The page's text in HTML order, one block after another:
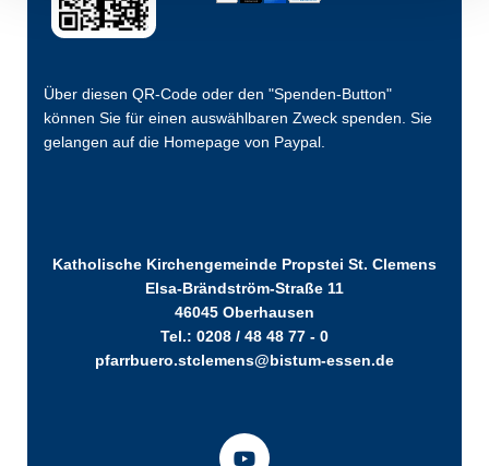
Über diesen QR-Code oder den "Spenden-Button"
können Sie für einen auswählbaren Zweck spenden. Sie
gelangen auf die Homepage von Paypal.
Katholische Kirchengemeinde Propstei St. Clemens
Elsa-Brändström-Straße 11
46045 Oberhausen
Tel.: 0208 / 48 48 77 - 0
pfarrbuero.stclemens@bistum-essen.de